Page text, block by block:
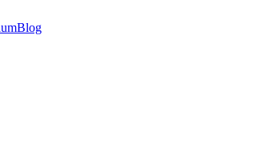
Blog